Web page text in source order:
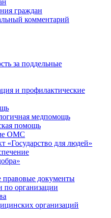
граждан
комментарий
за поддельные
и профилактические
медпомощь
помощь
ОМС
«Государство для людей»
документы
по организации
организаций